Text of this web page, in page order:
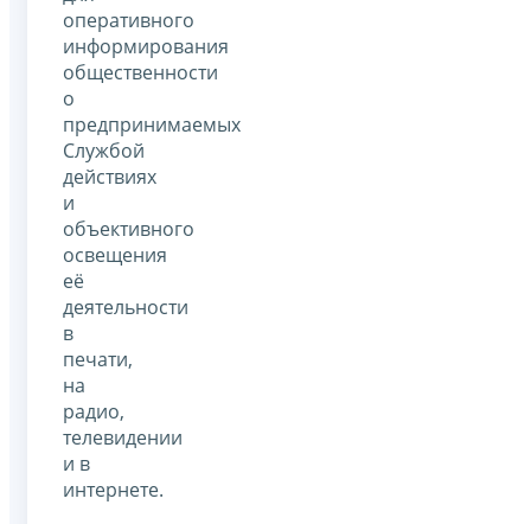
оперативного
информирования
общественности
о
предпринимаемых
Службой
действиях
и
объективного
освещения
её
деятельности
в
печати,
на
радио,
телевидении
и в
интернете.